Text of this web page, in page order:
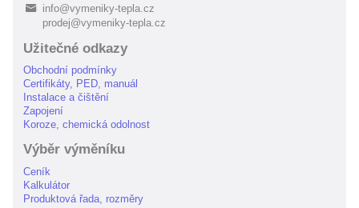
B
info@vymeniky-tepla.cz
prodej@vymeniky-tepla.cz
Užitečné odkazy
Obchodní podmínky
Certifikáty, PED, manuál
Instalace a čištění
Zapojení
Koroze, chemická odolnost
Výběr výměníku
Ceník
Kalkulátor
Produktová řada, rozměry